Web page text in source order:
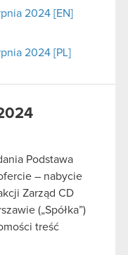
2024 [EN]
2024 [PL]
Podstawa
– nabycie
Zarząd CD
(„Spółka”)
treść